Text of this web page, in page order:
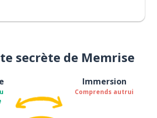
secrète de Memrise
Immersion
Comprends autrui